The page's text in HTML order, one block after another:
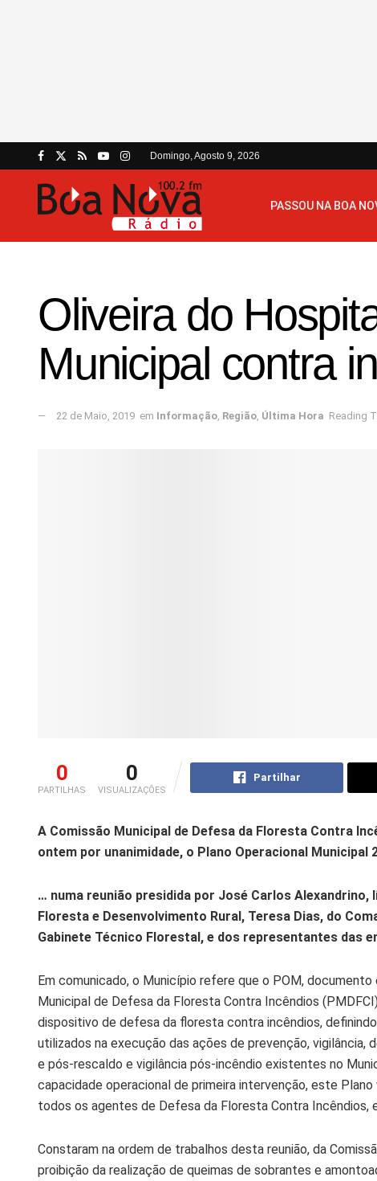
Domingo, Agosto 9, 2026
PASSOU NA BOA
Oliveira do
Municipal contra
22 de Maio, 2019 em Informação, Região, Última Hora Reading
0
PARTILHAS
0
VISUALIZAÇÕES
Partilhar
A Comissão Municipal de Defesa da Floresta Contra
ontem por unanimidade, o Plano Operacional Municipal
… numa reunião presidida por José Carlos
Floresta e Desenvolvimento Rural, Teresa Dias, do
Gabinete Técnico Florestal, e dos representantes das
Em comunicado, o Município refere que o POM,
Municipal de Defesa da Floresta Contra Incêndios
dispositivo de defesa da floresta contra incêndios,
utilizados na execução das ações de prevenção,
e pós-rescaldo e vigilância pós-incêndio existentes no
capacidade operacional de primeira intervenção, este
todos os agentes de Defesa da Floresta Contra Incêndios,
Constaram na ordem de trabalhos desta reunião, da
proibição da realização de queimas de sobrantes e